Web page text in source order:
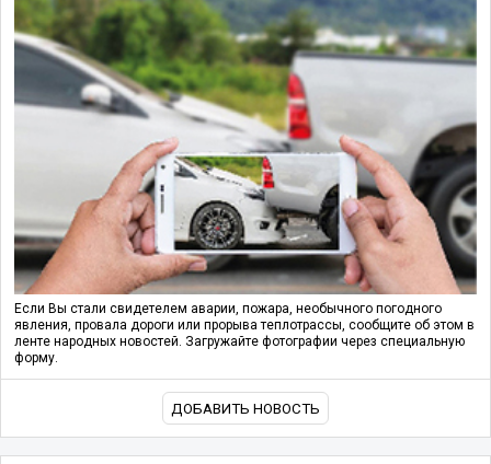
Если Вы стали свидетелем аварии, пожара, необычного погодного
явления, провала дороги или прорыва теплотрассы, сообщите об этом в
ленте народных новостей. Загружайте фотографии через специальную
форму.
ДОБАВИТЬ НОВОСТЬ